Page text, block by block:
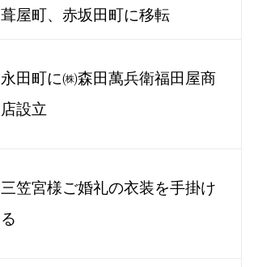
葺屋町、赤坂田町に移転
永田町に㈱森田萬兵衛福田屋商
店設立
三笠宮様ご婚礼の衣装を手掛け
る